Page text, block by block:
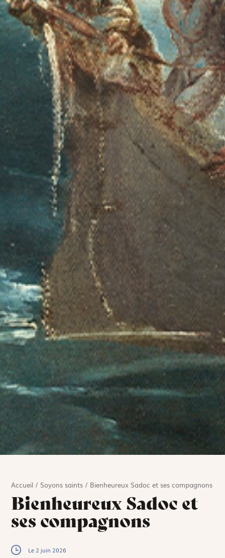
Accueil / Soyons saints / Bienheureux Sadoc et ses compagnons
Bienheureux Sadoc et
ses compagnons
Le 2 juin 2026